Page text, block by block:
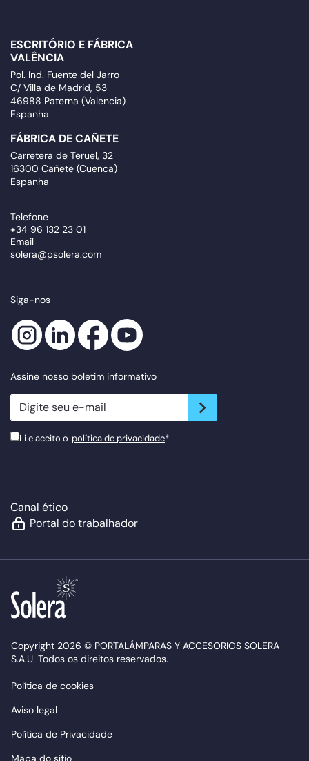
ESCRITÓRIO E FÁBRICA
VALÊNCIA
Pol. Ind. Fuente del Jarro
C/ Villa de Madrid, 53
46988 Paterna (Valencia)
Espanha
FÁBRICA DE CAÑETE
Carretera de Teruel, 32
16300 Cañete (Cuenca)
Espanha
Telefone
+34 96 132 23 01
Email
solera@psolera.com
Siga-nos
Assine nosso boletim informativo
newsletter.suscribe
Li e aceito o política de privacidade*
Canal ético
Portal do trabalhador
Copyright 2026 © PORTALÁMPARAS Y ACCESORIOS SOLERA
S.A.U. Todos os direitos reservados.
Política de cookies
Aviso legal
Política de Privacidade
Mapa do sítio